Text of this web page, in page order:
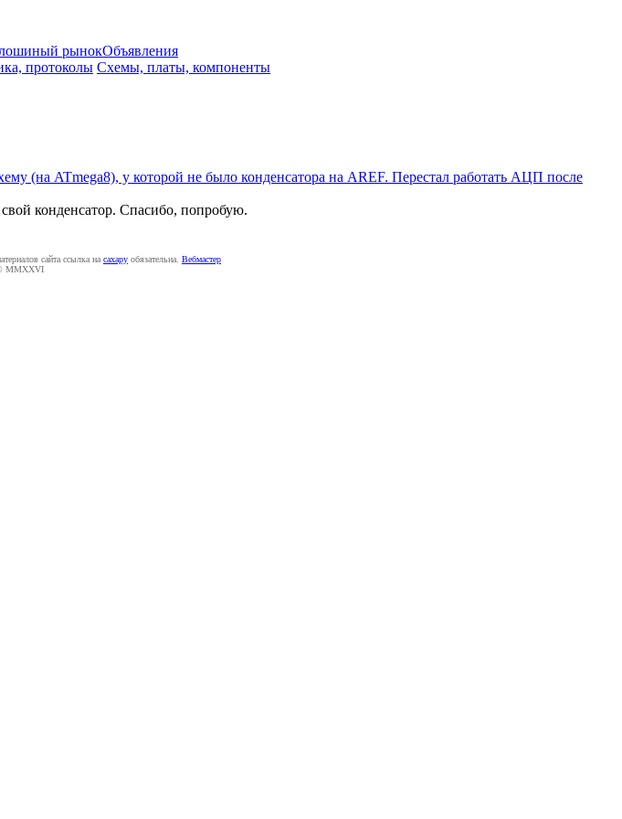
рынокОбъявления
протоколы Схемы, платы, компоненты
(на ATmega8), у которой не было конденсатора на AREF. Перестал работать АЦП после
конденсатор. Спасибо, попробую.
сайта ссылка на caxapу обязательна. Вебмастер
MMXXVI